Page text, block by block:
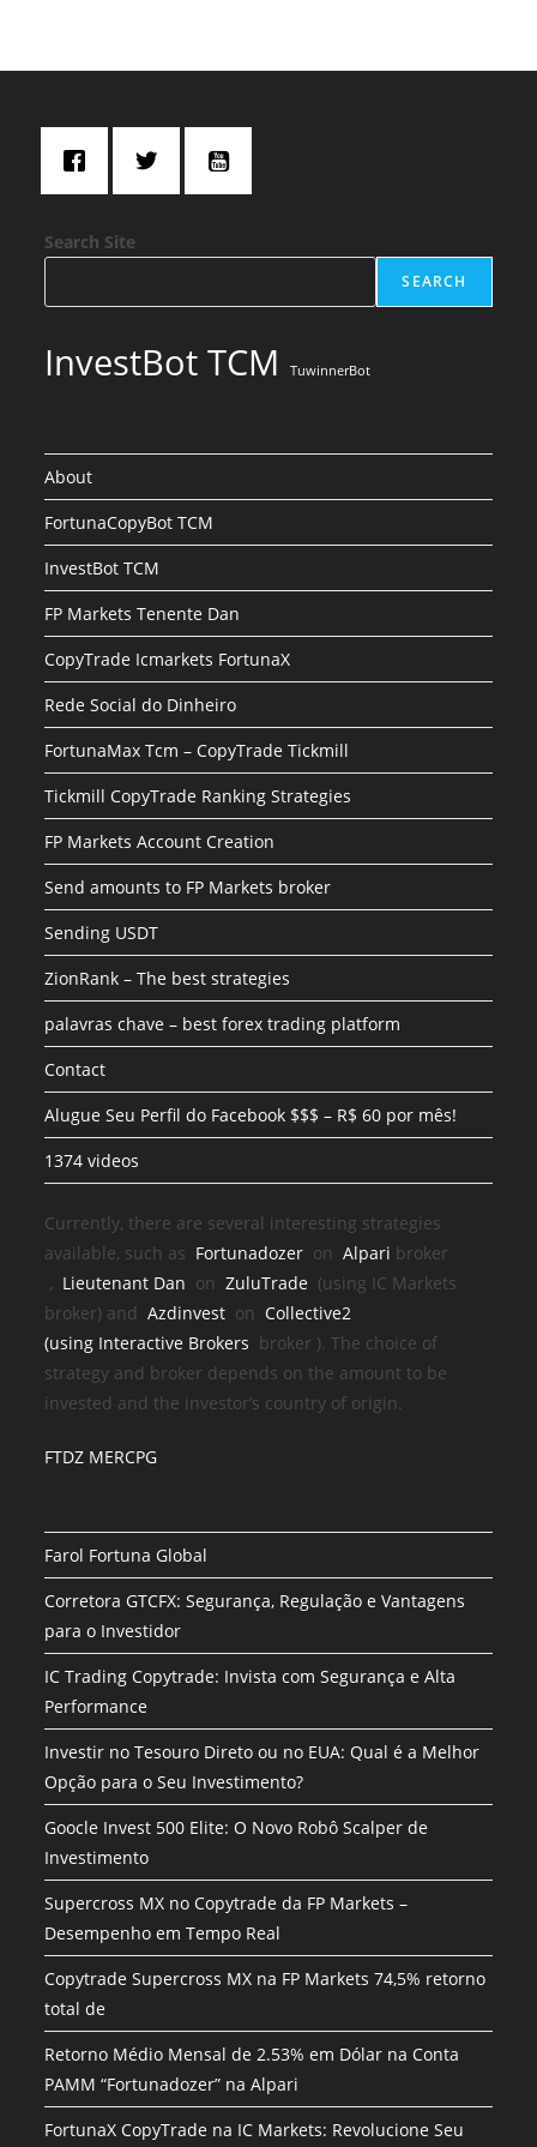
Search Site
SEARCH
InvestBot TCM TuwinnerBot
About
FortunaCopyBot TCM
InvestBot TCM
FP Markets Tenente Dan
CopyTrade Icmarkets FortunaX
Rede Social do Dinheiro
FortunaMax Tcm – CopyTrade Tickmill
Tickmill CopyTrade Ranking Strategies
FP Markets Account Creation
Send amounts to FP Markets broker
Sending USDT
ZionRank – The best strategies
palavras chave – best forex trading platform
Contact
Alugue Seu Perfil do Facebook $$$ – R$ 60 por mês!
1374 videos
Currently, there are several interesting strategies
available, such as Fortunadozer onAlpari broker
, Lieutenant Dan onZuluTrade (using IC Markets
broker) andAzdinvest onCollective2
(using Interactive Brokers broker ). The choice of
strategy and broker depends on the amount to be
invested and the investor’s country of origin.
FTDZ MERCPG
Farol Fortuna Global
Corretora GTCFX: Segurança, Regulação e Vantagens
para o Investidor
IC Trading Copytrade: Invista com Segurança e Alta
Performance
Investir no Tesouro Direto ou no EUA: Qual é a Melhor
Opção para o Seu Investimento?
Goocle Invest 500 Elite: O Novo Robô Scalper de
Investimento
Supercross MX no Copytrade da FP Markets –
Desempenho em Tempo Real
Copytrade Supercross MX na FP Markets 74,5% retorno
total de
Retorno Médio Mensal de 2.53% em Dólar na Conta
PAMM “Fortunadozer” na Alpari
FortunaX CopyTrade na IC Markets: Revolucione Seu